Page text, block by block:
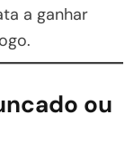
a ganhar
ou